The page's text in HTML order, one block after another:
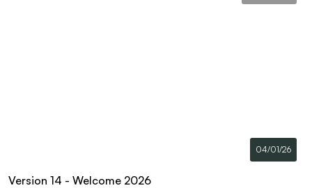
04/01/26
Version 14 - Welcome 2026